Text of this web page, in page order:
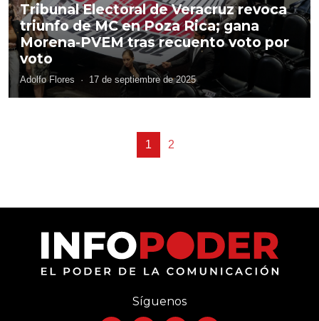
Tribunal Electoral de Veracruz revoca
triunfo de MC en Poza Rica; gana
Morena-PVEM tras recuento voto por
voto
Adolfo Flores · 17 de septiembre de 2025
1 2
Síguenos